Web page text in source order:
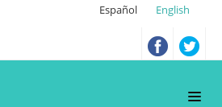
Español English